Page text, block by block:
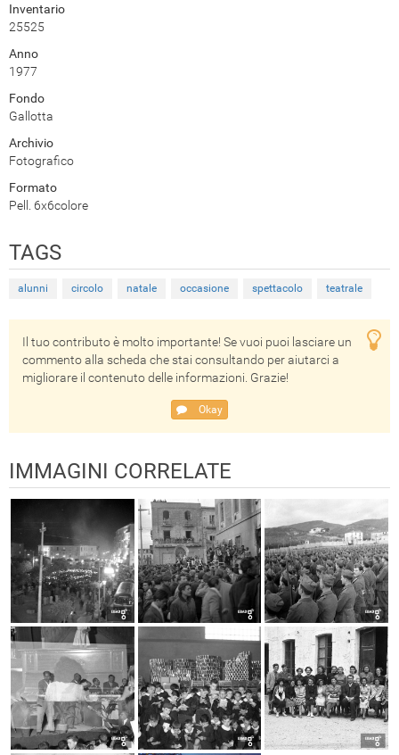
Inventario
25525
Anno
1977
Fondo
Gallotta
Archivio
Fotografico
Formato
Pell. 6x6colore
TAGS
alunni circolo natale occasione spettacolo teatrale
Il tuo contributo è molto importante! Se vuoi puoi lasciare un
commento alla scheda che stai consultando per aiutarci a
migliorare il contenuto delle informazioni. Grazie!
Okay
IMMAGINI CORRELATE